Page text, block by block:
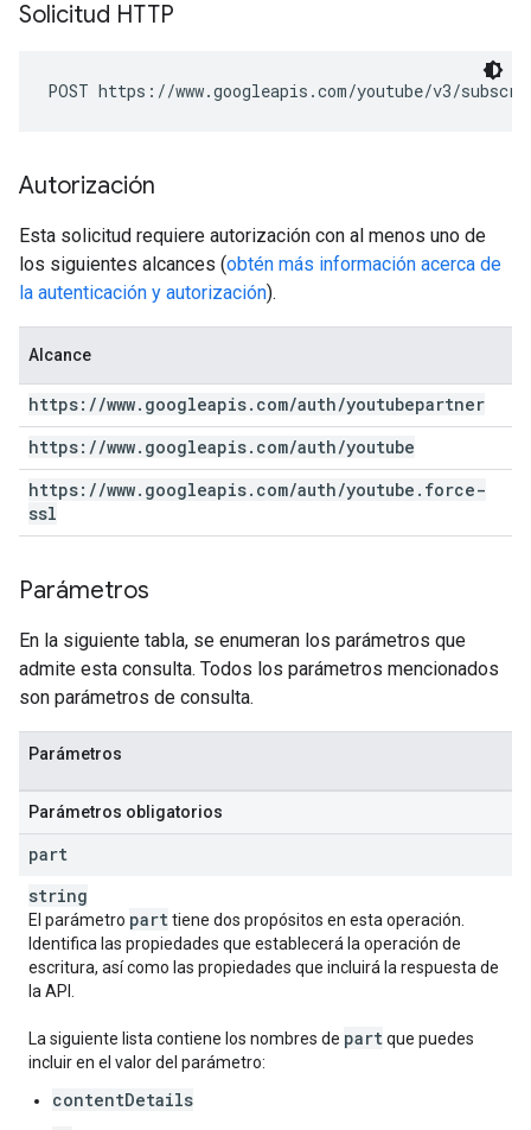
Solicitud HTTP
POST https://www.googleapis.com/youtube/v3/
Autorización
Esta solicitud requiere autorización con al menos uno de
los siguientes alcances (obtén más información acerca de
la autenticación y autorización).
Alcance
https: //www. googleapis. com/auth/youtubepartner
https: //www. googleapis. com/auth/youtube
https: //www. googleapis. com/auth/youtube . force-
ssl
Parámetros
En la siguiente tabla, se enumeran los parámetros que
admite esta consulta. Todos los parámetros mencionados
son parámetros de consulta.
Parámetros
Parámetros obligatorios
part
string
El parámetro parttiene dos propósitos en esta operación.
Identifica las propiedades que establecerá la operación de
escritura, así como las propiedades que incluirá la respuesta de
la API.
La siguiente lista contiene los nombres de partque puedes
incluir en el valor del parámetro:
contentDetails